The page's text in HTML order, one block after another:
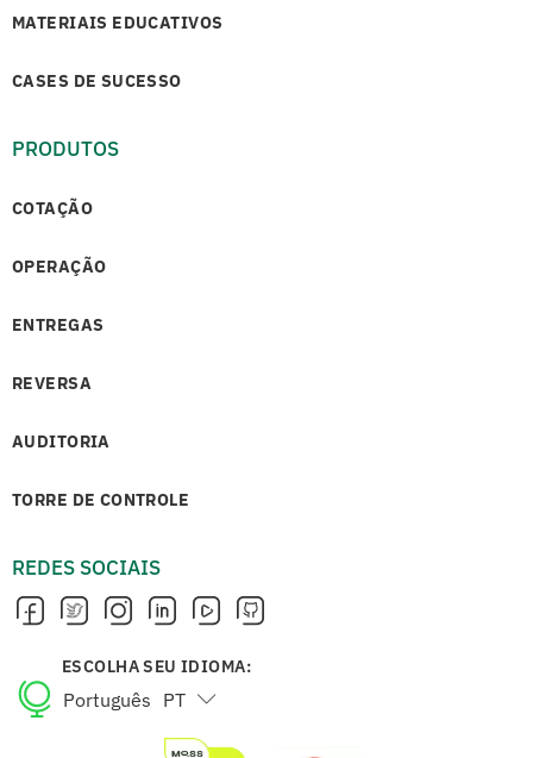
MATERIAIS EDUCATIVOS
CASES DE SUCESSO
PRODUTOS
COTAÇÃO
OPERAÇÃO
ENTREGAS
REVERSA
AUDITORIA
TORRE DE CONTROLE
REDES SOCIAIS
ESCOLHA SEU IDIOMA:
Português PT
English EN